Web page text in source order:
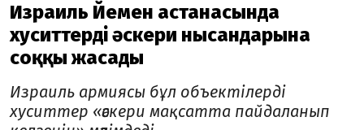
Израиль Йемен астанасында
хуситтердің әскери нысандарына
соққы жасады
Израиль армиясы бұл объектілерді
хуситтер «әскери мақсатта пайдаланып